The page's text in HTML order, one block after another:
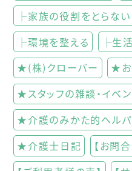
├家族の役割をとらない
├環境を整える
├生
★(株)クローバー
★お
★スタッフの雑談・イベ
★介護のみかた的ヘル
★介護士日記
【お問